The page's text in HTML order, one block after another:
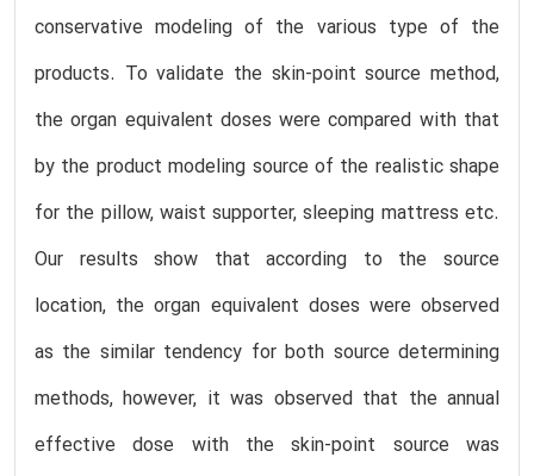
conservative modeling of the various type of the
products. To validate the skin-point source method,
the organ equivalent doses were compared with that
by the product modeling source of the realistic shape
for the pillow, waist supporter, sleeping mattress etc.
Our results show that according to the source
location, the organ equivalent doses were observed
as the similar tendency for both source determining
methods, however, it was observed that the annual
effective dose with the skin-point source was